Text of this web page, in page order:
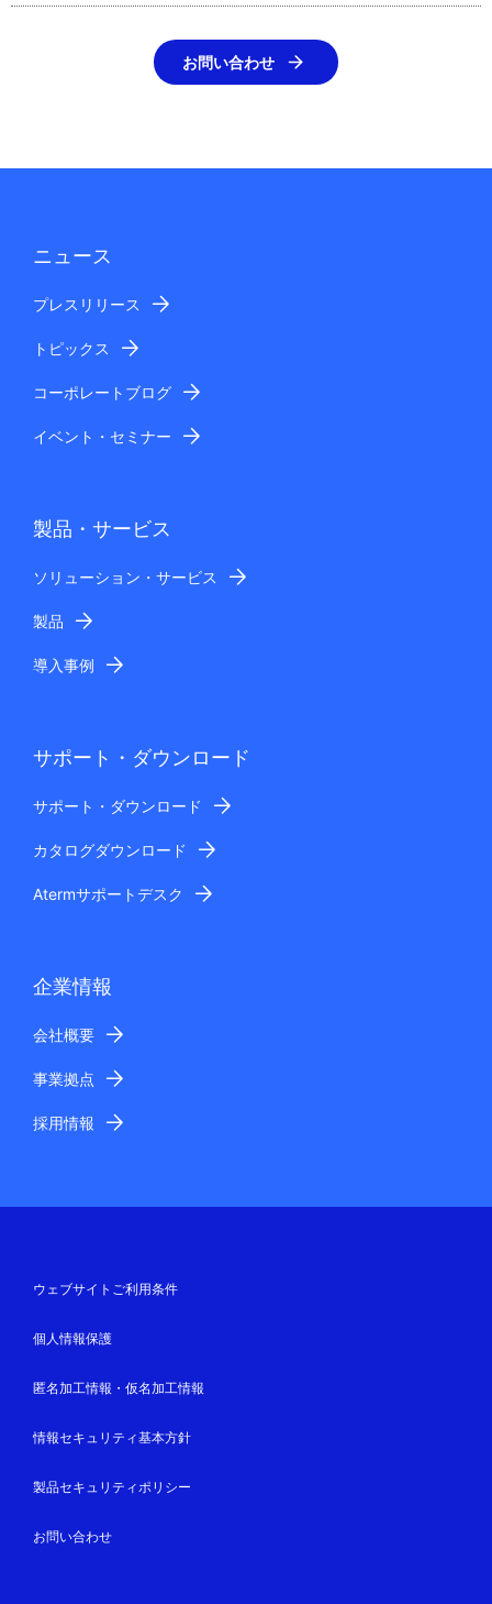
お問い合わせ
ニュース
プレスリリース
トピックス
コーポレートブログ
イベント・セミナー
製品・サービス
ソリューション・サービス
製品
導入事例
サポート・ダウンロード
サポート・ダウンロード
カタログダウンロード
Atermサポートデスク
企業情報
会社概要
事業拠点
採用情報
ウェブサイトご利用条件
個人情報保護
匿名加工情報・仮名加工情報
情報セキュリティ基本方針
製品セキュリティポリシー
お問い合わせ